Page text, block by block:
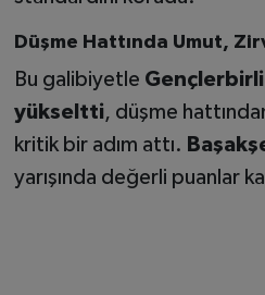
Düşme Hattında Umut,
Bu galibiyetle
yükseltti, düşme
kritik bir adım attı.
yarışında değerli puanlar